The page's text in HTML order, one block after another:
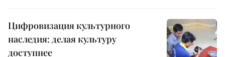
Цифровизация культурного
наследия: делая культуру
доступнее